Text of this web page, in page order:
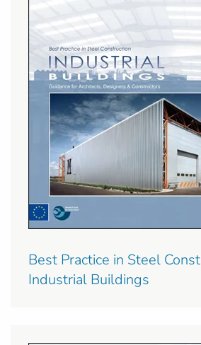
Best Practice in Steel
Industrial Buildings